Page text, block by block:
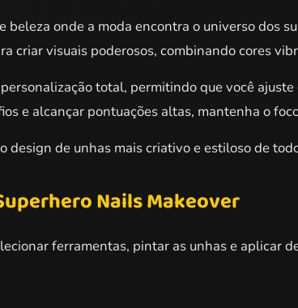
beleza onde a moda encontra o universo dos
criar visuais poderosos, combinando cores
total, permitindo que você
e alcançar pontuações altas, mantenha o
design de unhas mais criativo e estiloso de
Nails Makeover
ferramentas, pintar as unhas e aplicar